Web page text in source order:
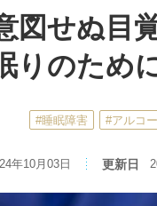
図せぬ目
りのため
#睡眠障害 #アルコ
年10月03日 更新日